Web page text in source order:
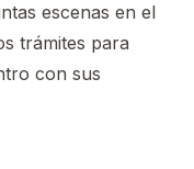
escenas en el
trámites para
con sus